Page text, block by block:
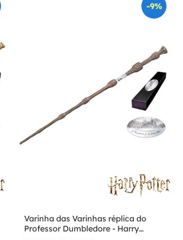
-9%
Varinha das Varinhas réplica do
Professor Dumbledore - Harry